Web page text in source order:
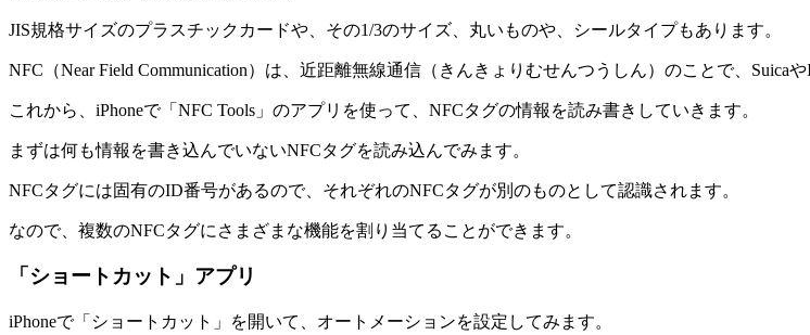
JIS規格サイズのプラスチックカードや、その1/3のサイズ、丸いものや、シールタイプもあります。
NFC（Near Field Communication）は、近距離無線通信（きんきょりむせんつうしん）のことで、
これから、iPhoneで「NFC Tools」のアプリを使って、NFCタグの情報を読み書きしていきます。
まずは何も情報を書き込んでいないNFCタグを読み込んでみます。
NFCタグには固有のID番号があるので、それぞれのNFCタグが別のものとして認識されます。
なので、複数のNFCタグにさまざまな機能を割り当てることができます。
「ショートカット」アプリ
iPhoneで「ショートカット」を開いて、オートメーションを設定してみます。